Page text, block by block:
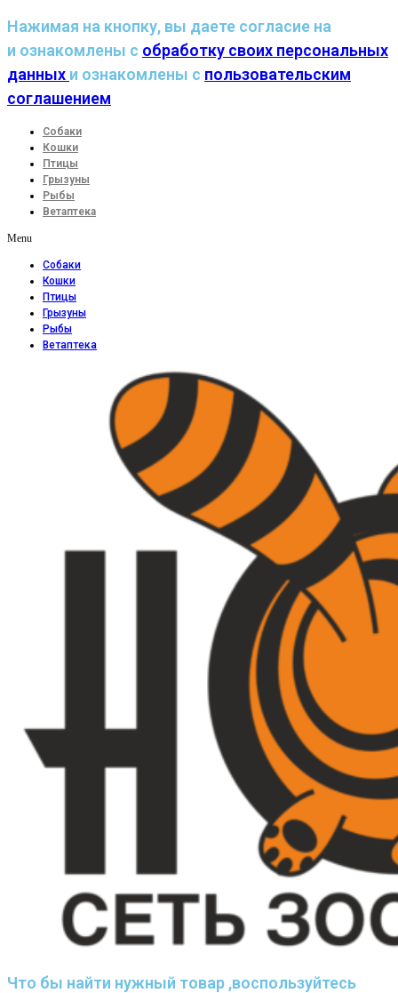
Нажимая на кнопку, вы даете согласие на
и ознакомлены с обработку своих персональных
данных и ознакомлены с пользовательским
соглашением
Собаки
Кошки
Птицы
Грызуны
Рыбы
Ветаптека
Menu
Собаки
Кошки
Птицы
Грызуны
Рыбы
Ветаптека
Что бы найти нужный товар ,воспользуйтесь